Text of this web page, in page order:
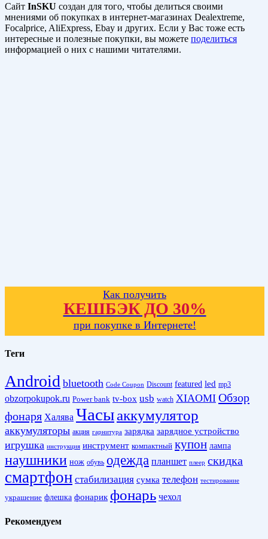
Сайт InSKU создан для того, чтобы делиться своими
мнениями об покупках в интернет-магазинах Dealextreme,
Focalprice, AliExpress, Ebay и других. Если у Вас тоже есть
интересные и полезные покупки, вы можете поделиться
информацией о них с нашими читателями.
Как получить
КЕШБЭК ДО 30%
при покупке в Интернете!
Теги
Android bluetooth Code Coupon Discount featured led mp3
obzorpokupok.ru Power bank tv-box usb watch XIAOMI Обзор
фонаря Халява Часыаккумулятор
аккумуляторы акция гарнитура зарядка зарядное устройство
игрушка инструкция инструмент компактный купон лампа
наушники нож обувь одежда планшет плеер скидка
смартфон стабилизация сумка телефон тестирование
украшение флешка фонарик фонарь чехол
Рекомендуем